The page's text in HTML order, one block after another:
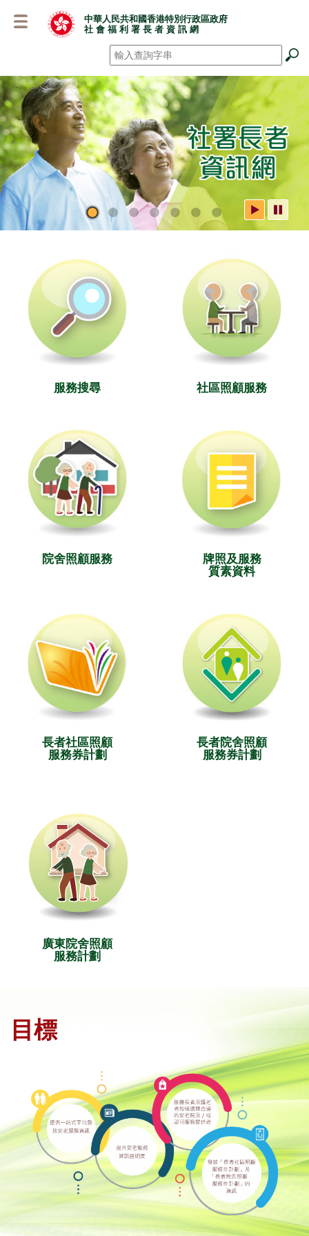
容
中華人民共和國香港特別行政區政府
社 會 福 利 署 長 者 資 訊 網
搜尋 *
社署長者資訊網
服務搜尋 社區照顧服務
院舍照顧服務
牌照及服務
質素資料
長者社區照顧
服務券計劃
長者院舍照顧
服務券計劃
廣東院舍照顧
服務計劃
目標